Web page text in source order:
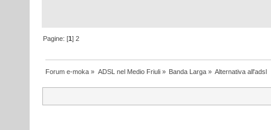
Pagine: [1]2
Forum e-moka » ADSL nel Medio Friuli» Banda Larga» Alternativa all'adsl